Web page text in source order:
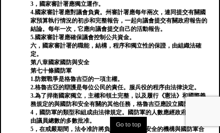
3，國家審計署應獨立運作。
4.國家審計署應對議會負責。州審計署應每年兩次，連同提交有關國
家預算執行情況的初步和完整報告，一起向議會提交有關政府報告的
結論。每年一次，它應向議會提交自己的活動報告。
5.國家審計署應確保議會控制公共資金。
六，國家審計署的職能，結構，程序和獨立性的保證，由組織法確
定。
第八章國家國防與安全
第七十條國防軍
1.防禦戰爭是格魯吉亞的一項主權。
2.格魯吉亞的辯護是每位公民的責任。服兵役的程序由法律決定。
3.為了捍衛國家獨立，主權和領土完整，以及履行《憲法》和國際義
務規定的與國防和安全有關的其他任務，格魯吉亞應設立國防軍。
4，國防軍的類型和組成由法律規定。國防軍的人數應經政府建議，
由議員總數的多數批准。
5，在戒嚴期間，法令准許將負責國家和公共安全的機構與國防軍合
Go to top